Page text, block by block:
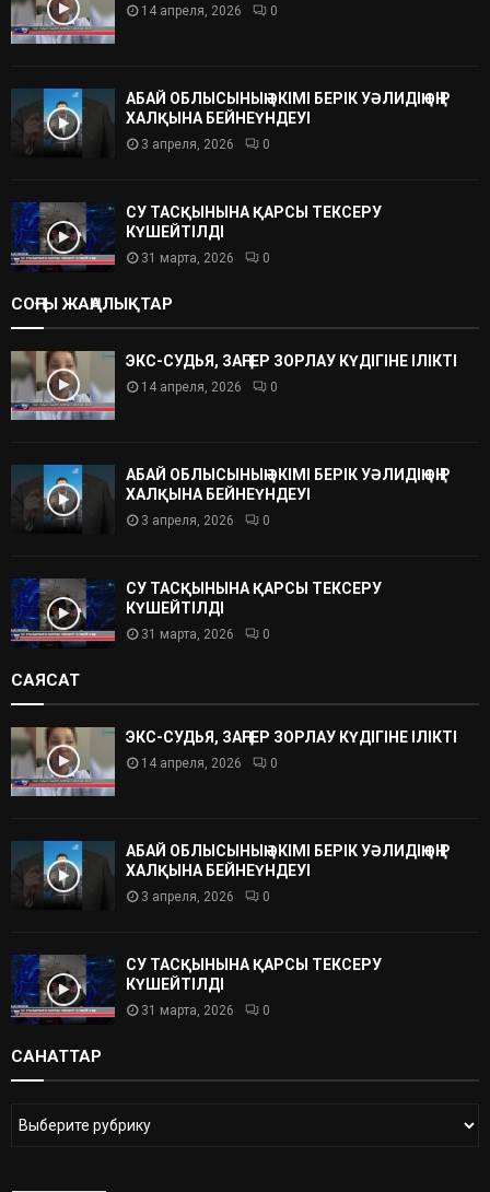
14 апреля, 2026 0
АБАЙ ОБЛЫСЫНЫҢ ӘКІМІ БЕРІК УӘЛИДІҢ ӨҢІР
ХАЛҚЫНА БЕЙНЕҮНДЕУІ
3 апреля, 2026 0
СУ ТАСҚЫНЫНА ҚАРСЫ ТЕКСЕРУ
КҮШЕЙТІЛДІ
31 марта, 2026 0
СОҢҒЫ ЖАҢАЛЫҚТАР
ЭКС-СУДЬЯ, ЗАҢГЕР ЗОРЛАУ КҮДІГІНЕ ІЛІКТІ
14 апреля, 2026 0
АБАЙ ОБЛЫСЫНЫҢ ӘКІМІ БЕРІК УӘЛИДІҢ ӨҢІР
ХАЛҚЫНА БЕЙНЕҮНДЕУІ
3 апреля, 2026 0
СУ ТАСҚЫНЫНА ҚАРСЫ ТЕКСЕРУ
КҮШЕЙТІЛДІ
31 марта, 2026 0
САЯСАТ
ЭКС-СУДЬЯ, ЗАҢГЕР ЗОРЛАУ КҮДІГІНЕ ІЛІКТІ
14 апреля, 2026 0
АБАЙ ОБЛЫСЫНЫҢ ӘКІМІ БЕРІК УӘЛИДІҢ ӨҢІР
ХАЛҚЫНА БЕЙНЕҮНДЕУІ
3 апреля, 2026 0
СУ ТАСҚЫНЫНА ҚАРСЫ ТЕКСЕРУ
КҮШЕЙТІЛДІ
31 марта, 2026 0
САНАТТАР